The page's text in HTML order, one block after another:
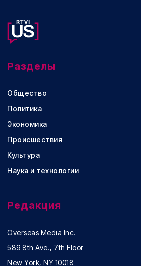
Разделы
Общество
Политика
Экономика
Происшествия
Культура
Наука и технологии
Редакция
Overseas Media Inc.
589 8th Ave., 7th Floor
New York, NY 10018